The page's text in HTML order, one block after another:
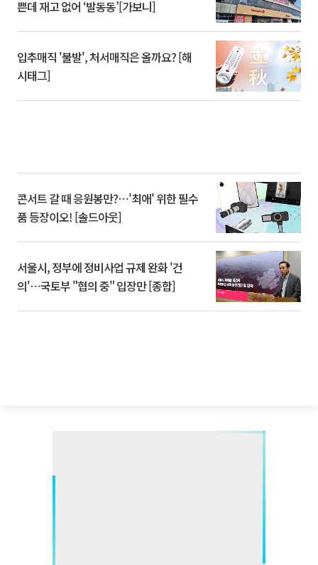
쁜데 재고 없어 ‘발동동’[가보니]
입추매직 '불발', 처서매직은 올까요? [해
시태그]
콘서트 갈 때 응원봉만?⋯'최애' 위한 필수
품 등장이오! [솔드아웃]
서울시, 정부에 정비사업 규제 완화 '건
의'⋯국토부 "협의 중" 입장만 [종합]